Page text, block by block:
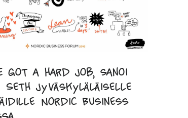
got a hard job, sanoi
Seth jyväskyläläiselle
Nordic Business